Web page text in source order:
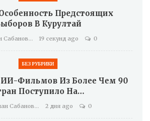
Предстоящих
В Курултай
Шолпан Сабанова 19 секунд ago 0
БЕЗ РУБРИКИ
Фильмов Из Более Чем 90
Поступило На…
Шолпан Сабанова 2 дня ago 0